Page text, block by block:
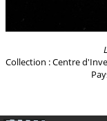
Collection : Centre